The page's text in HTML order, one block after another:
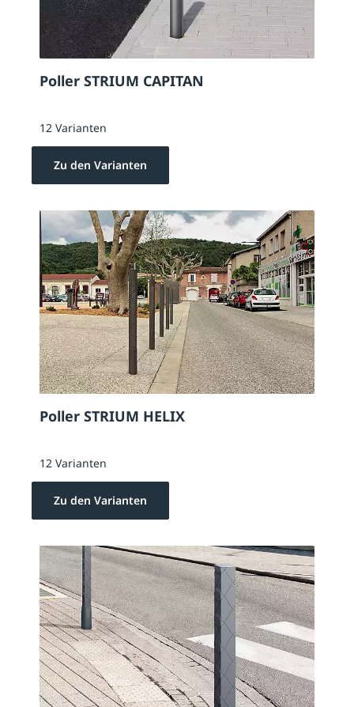
Poller STRIUM CAPITAN
12 Varianten
Zu den Varianten
Poller STRIUM HELIX
12 Varianten
Zu den Varianten